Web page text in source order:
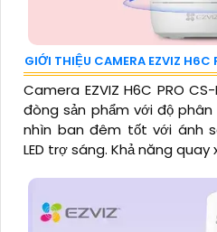
GIỚI THIỆU CAMERA EZVIZ
Camera EZVIZ H6C PRO
đòng sản phẩm với độ
nhìn ban đêm tốt với ánh
LED trợ sáng. Khả năng quay